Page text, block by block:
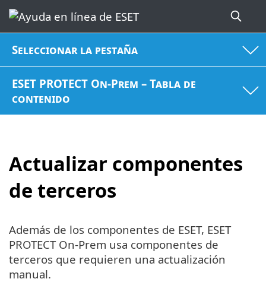
Seleccionar la pestaña
ESET PROTECT On-Prem – Tabla de
contenido
Actualizar componentes
de terceros
Además de los componentes de ESET, ESET
PROTECT On-Prem usa componentes de
terceros que requieren una actualización
manual.